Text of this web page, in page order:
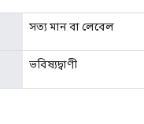
সত্য মান বা লেবেল
ভবিষ্যদ্বাণী